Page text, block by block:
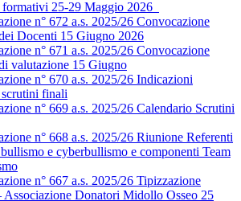
25-29 Maggio 2026
n° 672 a.s. 2025/26 Convocazione
Docenti 15 Giugno 2026
n° 671 a.s. 2025/26 Convocazione
valutazione 15 Giugno
n° 670 a.s. 2025/26 Indicazioni
finali
n° 669 a.s. 2025/26 Calendario Scrutini
n° 668 a.s. 2025/26 Riunione Referenti
e cyberbullismo e componenti Team
n° 667 a.s. 2025/26 Tipizzazione
Donatori Midollo Osseo 25